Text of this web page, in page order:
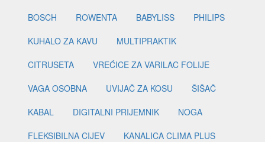
BOSCH
ROWENTA BABYLISS
PHILIPS
KUHALO ZA KAVU
MULTIPRAKTIK
CITRUSETA
VREĆICE ZA VARILAC FOLIJE
VAGA OSOBNA
UVIJAČ ZA KOSU
ŠIŠAČ
KABAL
DIGITALNI PRIJEMNIK
NOGA
FLEKSIBILNA CIJEV
KANALICA CLIMA PLUS